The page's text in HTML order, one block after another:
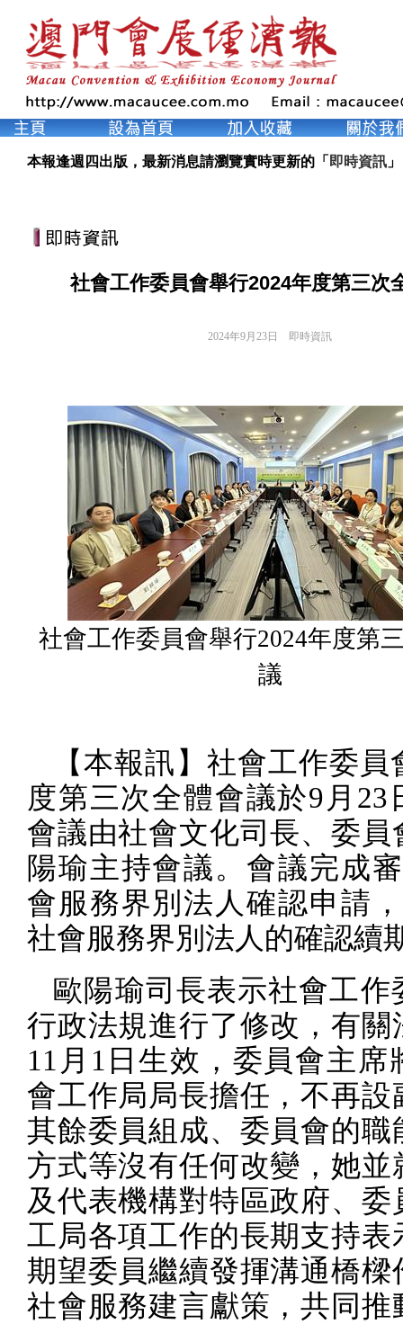
本報逢週四出版，最新消息請瀏覽實時更新的「 即時資訊 」
社會工作委員會舉行2024年度第三次
2024年9月23日 即時資訊
社會工作委員會舉行2024年度第
議
【本報訊】社會工作委員
度第三次全體會議於9 月 23
會議由社會文化司長、委員
陽瑜主持會議。會議完成
會服務界別法人確認申請
社會服務界別法人的確認續
歐陽瑜司長表示社會工作
行政法規進行了修改，有關
11 月 1 日生效，委員會主席
會工作局局長擔任，不再設
其餘委員組成、委員會的職
方式等沒有任何改變，她並
及代表機構對特區政府、委
工局各項工作的長期支持表
期望委員繼續發揮溝通橋樑
社會服務建言獻策，共同推